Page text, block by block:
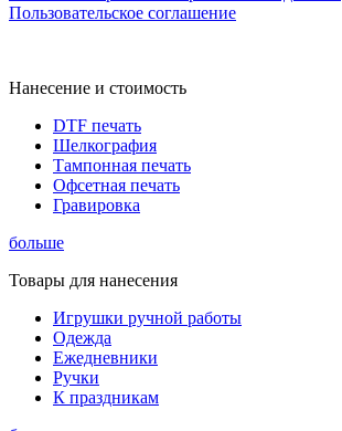
Пользовательское соглашение
Нанесение и стоимость
DTF печать
Шелкография
Тампонная печать
Офсетная печать
Гравировка
больше
Товары для нанесения
Игрушки ручной работы
Одежда
Ежедневники
Ручки
К праздникам